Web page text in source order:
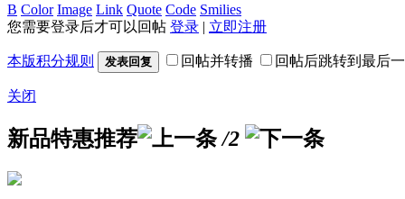
B Color Image Link Quote Code Smilies
您需要登录后才可以回帖 登录 | 立即注册
本版积分规则 发表回复 回帖并转播 回帖后跳转到最后
关闭
新品特惠推荐 /2